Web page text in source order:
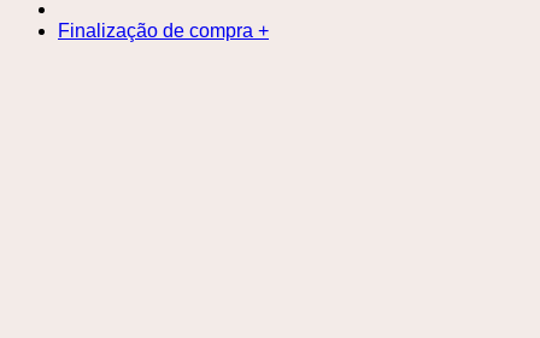
Finalização de compra +